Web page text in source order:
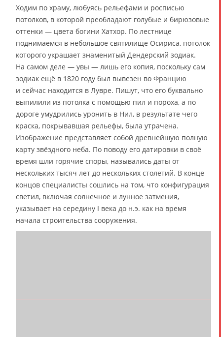
Ходим по храму, любуясь рельефами и росписью
потолков, в которой преобладают голубые и бирюзовые
оттенки — цвета богини Хатхор. По лестнице
поднимаемся в небольшое святилище Осириса, потолок
которого украшает знаменитый Дендерский зодиак.
На самом деле — увы — лишь его копия, поскольку сам
зодиак ещё в 1820 году был вывезен во Францию
и сейчас находится в Лувре. Пишут, что его буквально
выпилили из потолка с помощью пил и пороха, а по
дороге умудрились уронить в Нил, в результате чего
краска, покрывавшая рельефы, была утрачена.
Изображение представляет собой древнейшую полную
карту звёздного неба. По поводу его датировки в своё
время шли горячие споры, назывались даты от
нескольких тысяч лет до нескольких столетий. В конце
концов специалисты сошлись на том, что конфигурация
светил, включая солнечное и лунное затмения,
указывает на середину I века до н.э. как на время
начала строительства сооружения.